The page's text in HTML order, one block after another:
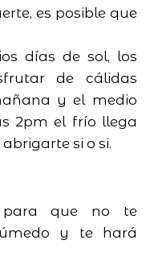
es posible que
días de sol, los
de cálidas
y el medio
2pm el frío llega
si o si.
para que no te
y te hará